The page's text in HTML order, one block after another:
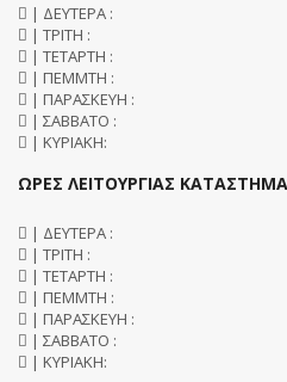
| ΔΕΥΤΕΡΑ :
| ΤΡΙΤΗ :
| ΤΕΤΑΡΤΗ :
| ΠΕΜΜΤΗ :
| ΠΑΡΑΣΚΕΥΗ :
| ΣΑΒΒΑΤΟ :
| ΚΥΡΙΑΚΗ:
ΩΡΕΣ ΛΕΙΤΟΥΡΓΙΑΣ
| ΔΕΥΤΕΡΑ :
| ΤΡΙΤΗ :
| ΤΕΤΑΡΤΗ :
| ΠΕΜΜΤΗ :
| ΠΑΡΑΣΚΕΥΗ :
| ΣΑΒΒΑΤΟ :
| ΚΥΡΙΑΚΗ: